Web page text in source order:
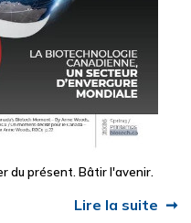
du présent. Bâtir l'avenir.
Lire la suite